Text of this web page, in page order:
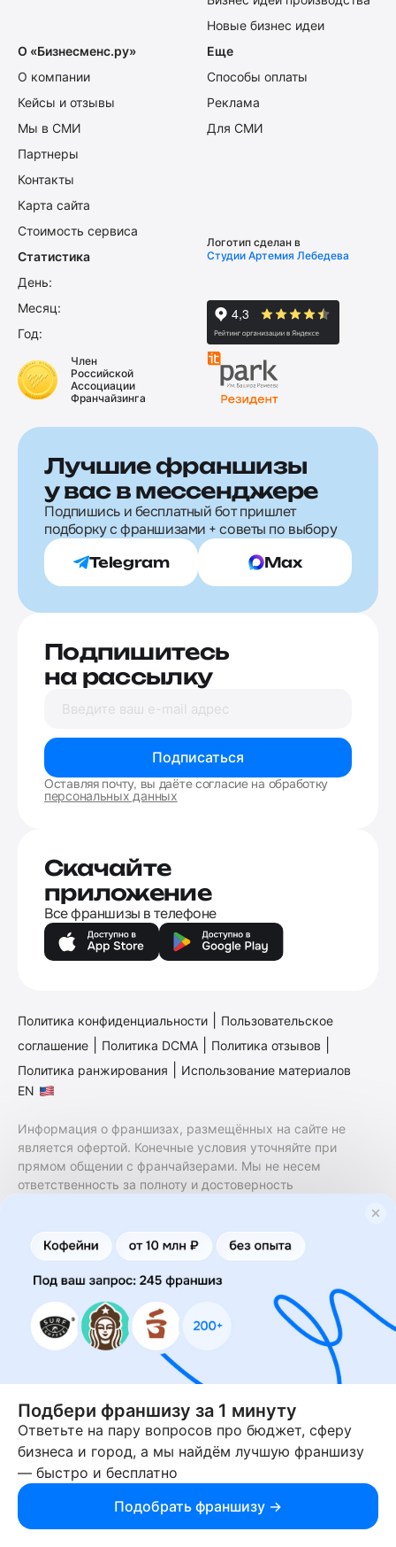
Новые бизнес идеи
О «Бизнесменс.ру»
О компании
Кейсы и отзывы
Мы в СМИ
Партнеры
Контакты
Карта сайта
Стоимость сервиса
Еще
Способы оплаты
Реклама
Для СМИ
Статистика
День:
Месяц:
Год:
Логотип сделан в
Студии Артемия Лебедева
Член
Российской
Ассоциации
Франчайзинга
Лучшие франшизы
у вас в мессенджере
Подпишись и бесплатный бот пришлет
подборку с франшизами + советы по выбору
Telegram Max
Подпишитесь
на рассылку
Подписаться
Оставляя почту, вы даёте согласие на обработку
персональных данных
Скачайте
приложение
Все франшизы в телефоне
Политика конфиденциальности
Пользовательское
соглашение
Политика DCMA Политика отзывов
Политика ранжирования
Использование материалов
EN
Информация о франшизах, размещённых на сайте не
является офертой. Конечные условия уточняйте при
прямом общении с франчайзерами. Мы не несем
ответственность за полноту и достоверность
финансовые услуги. Заключение договоров
коммерческой концессии (франчайзинга) осуществляется
правообладателями/их представителями. Бизнесменс.ру
не является посредником или представителем
правообладателя и не несет ответственность за условия
предоставления франшизы и действия лиц,
осуществленные на основании информации, имеющейся
на сайте или полученной через него. За достоверность
предоставленной информации несет ответственность
правообладатель.
© 2013-2026 Бизнесменс.ру. ИП Богомолов Ю. А. ИНН
166109472099 ОГРН 1315169000030181.
При использовании материалов гиперссылка на businessmens.ru
обязательна. 12+
Подбери франшизу за 1 минуту
Ответьте на пару вопросов про бюджет, сферу
бизнеса и город, а мы найдём лучшую франшизу
— быстро и бесплатно
Подобрать франшизу →